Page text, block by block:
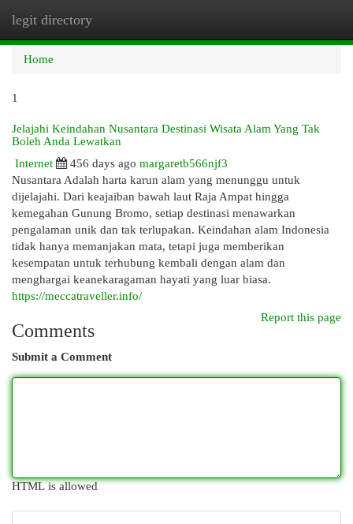
legit directory
Home
1
Jelajahi Keindahan Nusantara Destinasi Wisata Alam Yang Tak
Boleh Anda Lewatkan
Internet
456 days ago margaretb566njf3
Nusantara Adalah harta karun alam yang menunggu untuk
dijelajahi. Dari keajaiban bawah laut Raja Ampat hingga
kemegahan Gunung Bromo, setiap destinasi menawarkan
pengalaman unik dan tak terlupakan. Keindahan alam Indonesia
tidak hanya memanjakan mata, tetapi juga memberikan
kesempatan untuk terhubung kembali dengan alam dan
menghargai keanekaragaman hayati yang luar biasa.
https://meccatraveller.info/
Report this page
Comments
Submit a Comment
HTML is allowed